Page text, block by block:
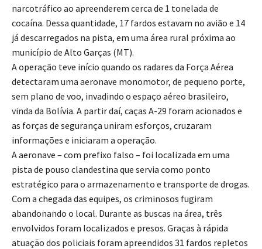
narcotráfico ao apreenderem cerca de 1 tonelada de
cocaína. Dessa quantidade, 17 fardos estavam no avião e 14
já descarregados na pista, em uma área rural próxima ao
município de Alto Garças (MT).
A operação teve início quando os radares da Força Aérea
detectaram uma aeronave monomotor, de pequeno porte,
sem plano de voo, invadindo o espaço aéreo brasileiro,
vinda da Bolívia. A partir daí, caças A-29 foram acionados e
as forças de segurança uniram esforços, cruzaram
informações e iniciaram a operação.
A aeronave – com prefixo falso – foi localizada em uma
pista de pouso clandestina que servia como ponto
estratégico para o armazenamento e transporte de drogas.
Com a chegada das equipes, os criminosos fugiram
abandonando o local. Durante as buscas na área, três
envolvidos foram localizados e presos. Graças à rápida
atuação dos policiais foram apreendidos 31 fardos repletos